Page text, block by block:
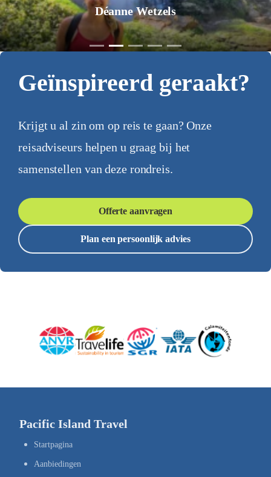
Déanne Wetzels
Geïnspireerd geraakt?
Krijgt u al zin om op reis te gaan? Onze
reisadviseurs helpen u graag bij het
samenstellen van deze rondreis.
Offerte aanvragen
Plan een persoonlijk advies
Pacific Island Travel
Startpagina
Aanbiedingen